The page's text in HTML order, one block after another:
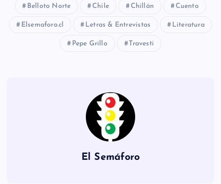
Belloto Norte Chile Chillán Cuento
Elsemaforo.cl Letras & Entrevistas Literatura
Pepe Grillo Travesti
El Semáforo